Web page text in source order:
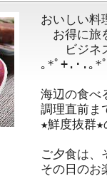
おいしい料
お得に旅
ビジネス
｡*ﾟ+.･.｡*
海辺の食べ
調理直前ま
★鮮度抜群
ご夕食は、
その日のお